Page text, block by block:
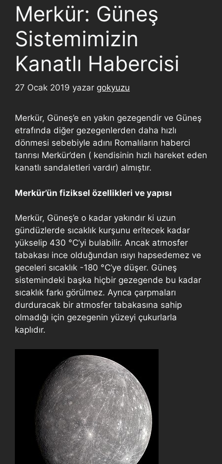
Merkür: Güneş
Sistemimizin
Kanatlı Habercisi
27 Ocak 2019 yazar gokyuzu
Merkür, Güneş’e en yakın gezegendir ve Güneş
etrafında diğer gezegenlerden daha hızlı
dönmesi sebebiyle adını Romalıların haberci
tanrısı Merkür’den ( kendisinin hızlı hareket eden
kanatlı sandaletleri vardır) almıştır.
Merkür’ün fiziksel özellikleri ve yapısı
Merkür, Güneş’e o kadar yakındır ki uzun
gündüzlerde sıcaklık kurşunu eritecek kadar
yükselip 430 °C’yi bulabilir. Ancak atmosfer
tabakası ince olduğundan ısıyı hapsedemez ve
geceleri sıcaklık -180 °C’ye düşer. Güneş
sistemindeki başka hiçbir gezegende bu kadar
sıcaklık farkı görülmez. Ayrıca çarpmaları
durduracak bir atmosfer tabakasına sahip
olmadığı için gezegenin yüzeyi çukurlarla
kaplıdır.